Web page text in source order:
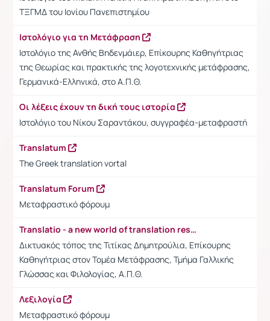
ΤΞΓΜΔ του Ιονίου Πανεπιστημίου
Ιστολόγιο για τη Μετάφραση
Ιστολόγιο της Ανθής Βηδενμάιερ, Επίκουρης Καθηγήτριας
της Θεωρίας και πρακτικής της λογοτεχνικής μετάφρασης,
Γερμανικά-Ελληνικά, στο Α.Π.Θ.
Οι λέξεις έχουν τη δική τους ιστορία
Ιστολόγιο του Νίκου Σαραντάκου, συγγραφέα-μεταφραστή
Translatum
The Greek translation vortal
Translatum Forum
Μεταφραστικό φόρουμ
Translatio - a new world of translation resources
Δικτυακός τόπος της Τιτίκας Δημητρούλια, Επίκουρης
Καθηγήτριας στον Τομέα Μετάφρασης, Τμήμα Γαλλικής
Γλώσσας και Φιλολογίας, Α.Π.Θ.
Λεξιλογία
Μεταφραστικό φόρουμ